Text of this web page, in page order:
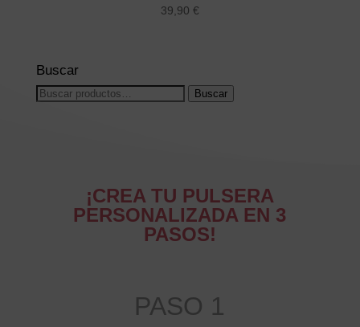
39,90 €
Buscar
Buscar
Buscar
¡CREA TU PULSERA
PERSONALIZADA EN 3
PASOS!
PASO 1